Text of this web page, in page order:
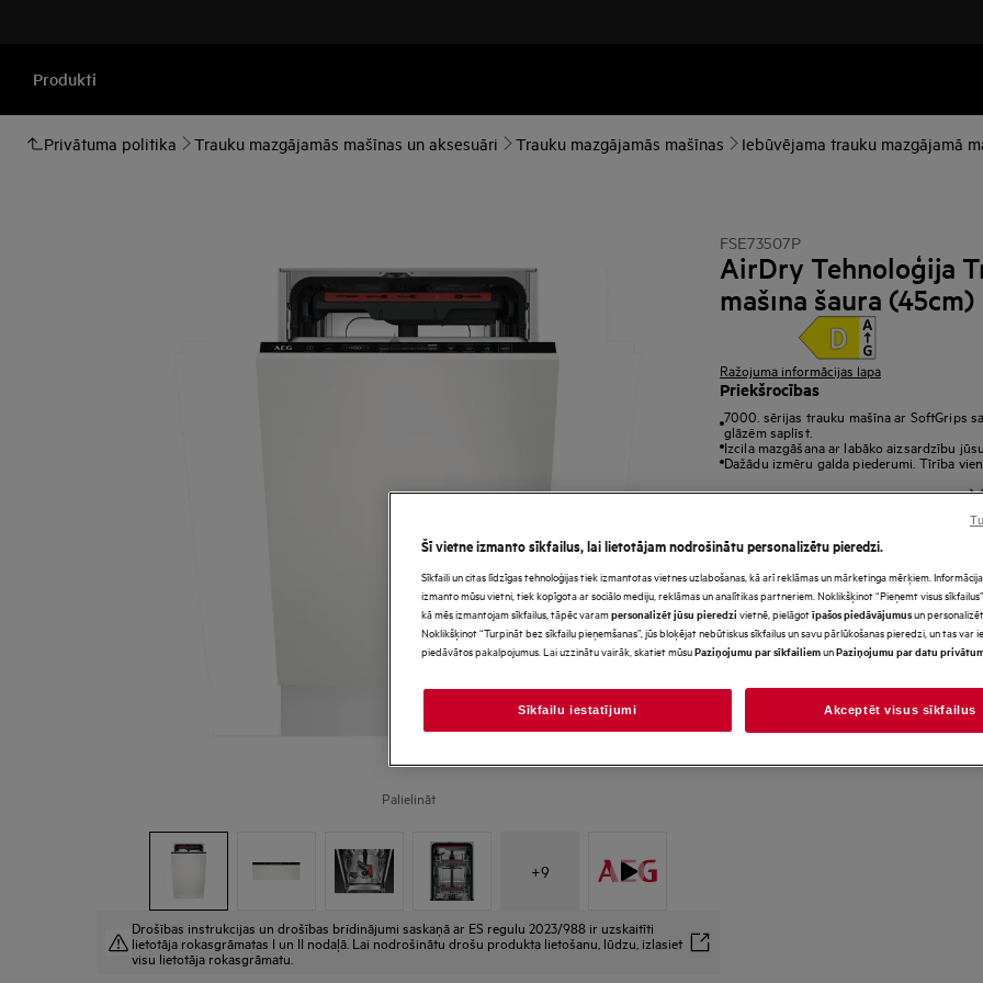
Produkti
Privātuma politika Trauku mazgājamās mašīnas un aksesuāri Trauku mazgājamās mašīnas Iebūvējama trauku mazgājamā
Palielināt
+9
Drošības instrukcijas un drošības brīdinājumi saskaņā ar ES regulu 2023/988 ir uzskaitīti
lietotāja rokasgrāmatas I un II nodaļā. Lai nodrošinātu drošu produkta lietošanu, lūdzu, izlasiet
visu lietotāja rokasgrāmatu.
FSE73507P
AirDry Tehnoloģija
mašīna šaura (45cm)
Ražojuma informācijas lapa
Priekšrocības
7000. sērijas trauku mašīna ar SoftGrips
glāzēm saplīst.
Izcila mazgāšana ar labāko aizsardzību
Dažādu izmēru galda piederumi. Tīrība
*Produkta lapas galerijā
paredzēti tikai ilustratīviem
precīzi neatspoguļo šo
Šī vietne izmanto sīkfailus, lai lietotājam nodrošinātu personalizētu pieredzi.
Sīkfaili un citas līdzīgas tehnoloģijas tiek izmantotas vietnes uzlabošanas, kā arī reklāmas un mārketinga mērķiem.
izmanto mūsu vietni, tiek kopīgota ar sociālo mediju, reklāmas un analītikas partneriem. Noklikšķinot “Pieņemt visus
kā mēs izmantojam sīkfailus, tāpēc varampersonalizēt jūsu pieredzi vietnē, pielāgotīpašos piedāvājumusun
Noklikšķinot “Turpināt bez sīkfailu pieņemšanas”, jūs bloķējat nebūtiskus sīkfailus un savu pārlūkošanas pieredzi, un tas var
piedāvātos pakalpojumus. Lai uzzinātu vairāk, skatiet mūsuPaziņojumu par sīkfailiemunPaziņojumu par datu
Sīkfailu iestatījumi Akceptēt visus sīkfailus